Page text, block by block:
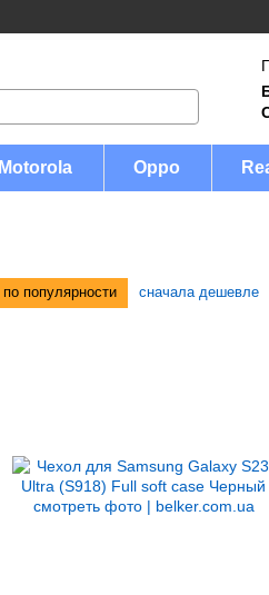
Motorola Oppo
по популярности сначала дешевле